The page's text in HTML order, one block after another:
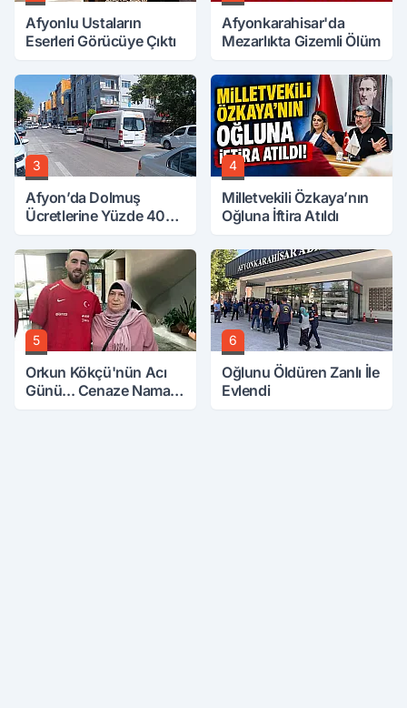
Afyonlu Ustaların
Eserleri Görücüye Çıktı
Afyonkarahisar'da
Mezarlıkta Gizemli Ölüm
3
Afyon’da Dolmuş
Ücretlerine Yüzde 40
4
Milletvekili Özkaya’nın
Oğluna İftira Atıldı
5
Orkun Kökçü'nün Acı
Günü... Cenaze Namazı
6
Oğlunu Öldüren Zanlı İle
Evlendi